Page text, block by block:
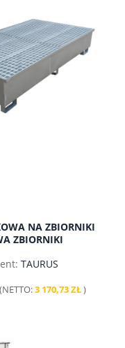
NA ZBIORNIKI
ZBIORNIKI
TAURUS
(NETTO:3 170,73 ZŁ)